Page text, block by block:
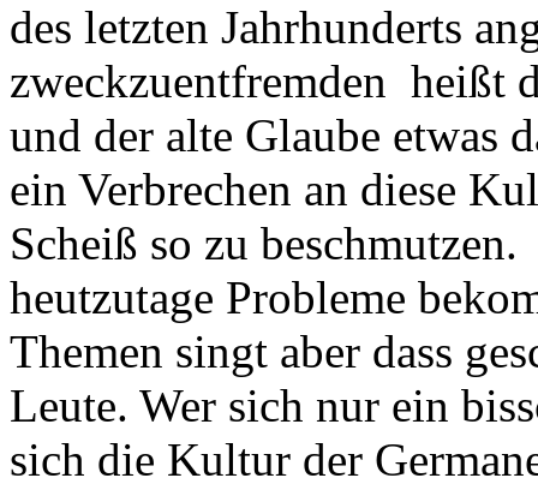
des letzten Jahrhunderts
zweckzuentfremden heißt
und der alte Glaube etwas
ein Verbrechen an diese
Scheiß so zu
heutzutage Probleme
Themen singt aber dass
Leute. Wer sich nur ein
sich die Kultur der